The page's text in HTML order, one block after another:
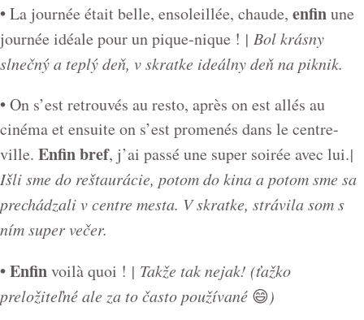
•La journée était belle, ensoleillée, chaude, enfinune
journée idéale pour un pique-nique ! | Bol krásny
slnečný a teplý deň, v skratke ideálny deň na piknik.
•On s’est retrouvés au resto, après on est allés au
cinéma et ensuite on s’est promenés dans le centre-
ville. Enfin bref, j’ai passé une super soirée avec lui.|
Išli sme do reštaurácie, potom do kina a potom sme sa
prechádzali v centre mesta. V skratke, strávila som s
ním super večer.
•Enfinvoilà quoi ! | Takže tak nejak! (ťažko
preložiteľné ale za to často používané 😄)